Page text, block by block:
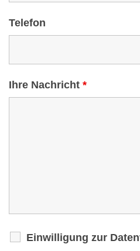
Telefon
Ihre Nachricht *
Einwilligung zur